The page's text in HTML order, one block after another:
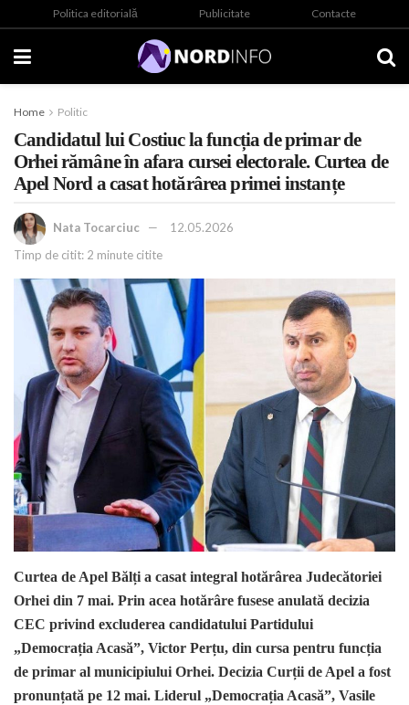
Politica editorială Publicitate Contacte
Home Politic
Candidatul lui Costiuc la funcția de primar de
Orhei rămâne în afara cursei electorale. Curtea de
Apel Nord a casat hotărârea primei instanțe
Nata Tocarciuc
12.05.2026
Timp de citit: 2 minute citite
Curtea de Apel Bălți a casat integral hotărârea Judecătoriei
Orhei din 7 mai. Prin acea hotărâre fusese anulată decizia
CEC privind excluderea candidatului Partidului
„Democrația Acasă”, Victor Perțu, din cursa pentru funcția
de primar al municipiului Orhei. Decizia Curții de Apel a fost
pronunțată pe 12 mai. Liderul „Democrația Acasă”, Vasile